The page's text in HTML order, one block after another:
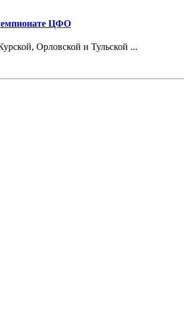
ЦФО
Орловской и Тульской ...